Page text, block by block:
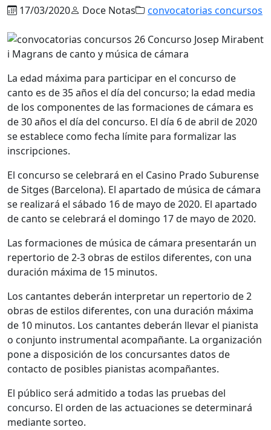
17/03/2020 Doce Notas convocatorias concursos
La edad máxima para participar en el concurso de
canto es de 35 años el día del concurso; la edad media
de los componentes de las formaciones de cámara es
de 30 años el día del concurso. El día 6 de abril de 2020
se establece como fecha límite para formalizar las
inscripciones.
El concurso se celebrará en el Casino Prado Suburense
de Sitges (Barcelona). El apartado de música de cámara
se realizará el sábado 16 de mayo de 2020. El apartado
de canto se celebrará el domingo 17 de mayo de 2020.
Las formaciones de música de cámara presentarán un
repertorio de 2‐3 obras de estilos diferentes, con una
duración máxima de 15 minutos.
Los cantantes deberán interpretar un repertorio de 2
obras de estilos diferentes, con una duración máxima
de 10 minutos. Los cantantes deberán llevar el pianista
o conjunto instrumental acompañante. La organización
pone a disposición de los concursantes datos de
contacto de posibles pianistas acompañantes.
El público será admitido a todas las pruebas del
concurso. El orden de las actuaciones se determinará
mediante sorteo.